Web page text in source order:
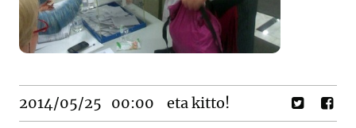
2014/05/25 00:00 eta kitto!